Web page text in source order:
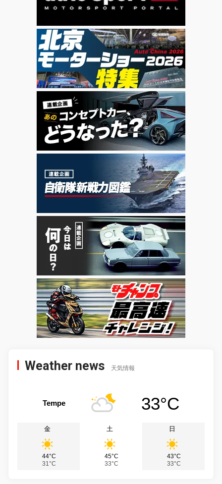
Weather news 天気情報
Tempe 33°C
金
44°C
31°C
土
45°C
33°C
日
43°C
33°C